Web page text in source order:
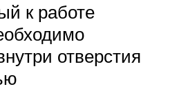
к работе
отверстия